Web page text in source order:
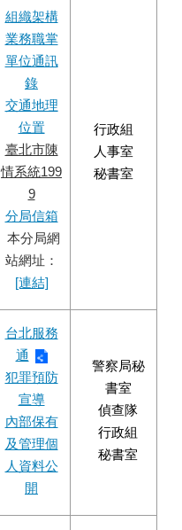
組織架構
業務職掌
單位通訊
錄
交通地理
位置
臺北市陳
情系統199
9
分局信箱
本分局網
站網址：
[連結]
行政組
人事室
秘書室
台北服務
通
犯罪預防
宣導
內部保有
及管理個
人資料公
開
警察局秘
書室
偵查隊
行政組
秘書室